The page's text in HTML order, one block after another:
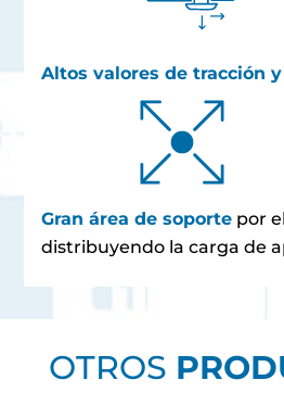
Altos valores de tracción
Gran área de soporte por
distribuyendo la carga de
OTROS